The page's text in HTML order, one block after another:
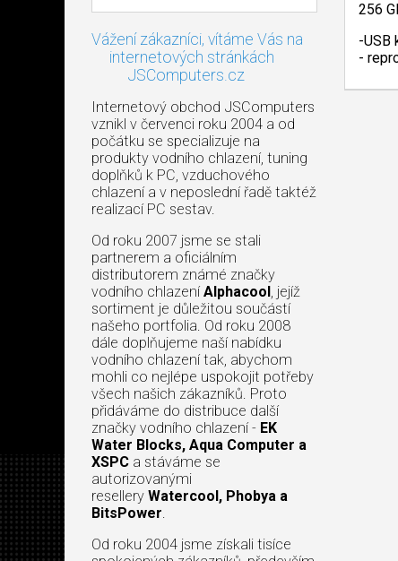
Vážení zákazníci, vítáme Vás na
internetových stránkách
JSComputers.cz
Internetový obchod JSComputers
vznikl v červenci roku 2004 a od
počátku se specializuje na
produkty vodního chlazení, tuning
doplňků k PC, vzduchového
chlazení a v neposlední řadě taktéž
realizací PC sestav.
Od roku 2007 jsme se stali
partnerem a oficiálním
distributorem známé značky
vodního chlazení Alphacool, jejíž
sortiment je důležitou součástí
našeho portfolia. Od roku 2008
dále doplňujeme naší nabídku
vodního chlazení tak, abychom
mohli co nejlépe uspokojit potřeby
všech našich zákazníků. Proto
přidáváme do distribuce další
značky vodního chlazení - EK
Water Blocks, Aqua Computer a
XSPC a stáváme se
autorizovanými
resellery Watercool, Phobya a
BitsPower.
Od roku 2004 jsme získali tisíce
256
-USB
-